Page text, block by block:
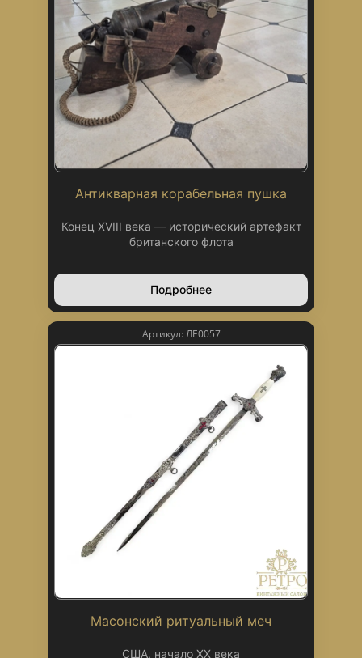
Антикварная корабельная пушка
Конец XVIII века — исторический артефакт
британского флота
Подробнее
Артикул: ЛЕ0057
Масонский ритуальный меч
США, начало XX века